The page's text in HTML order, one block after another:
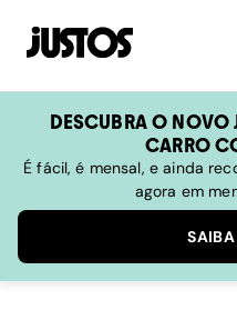
DESCUBRA O NOVO
CARRO
É fácil, é mensal, e ainda
agora em